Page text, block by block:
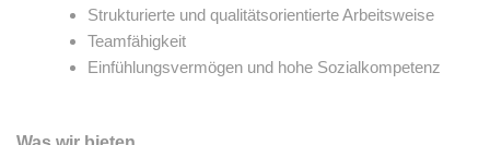
Strukturierte und qualitätsorientierte Arbeitsweise
Teamfähigkeit
Einfühlungsvermögen und hohe Sozialkompetenz